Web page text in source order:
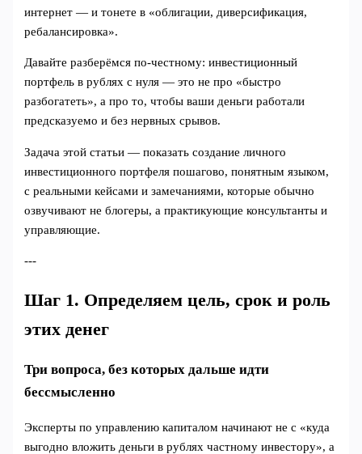
интернет — и тонете в «облигации, диверсификация,
ребалансировка».
Давайте разберёмся по-честному: инвестиционный
портфель в рублях с нуля — это не про «быстро
разбогатеть», а про то, чтобы ваши деньги работали
предсказуемо и без нервных срывов.
Задача этой статьи — показать создание личного
инвестиционного портфеля пошагово, понятным языком,
с реальными кейсами и замечаниями, которые обычно
озвучивают не блогеры, а практикующие консультанты и
управляющие.
---
Шаг 1. Определяем цель, срок и роль
этих денег
Три вопроса, без которых дальше идти
бессмысленно
Эксперты по управлению капиталом начинают не с «куда
выгодно вложить деньги в рублях частному инвестору», а